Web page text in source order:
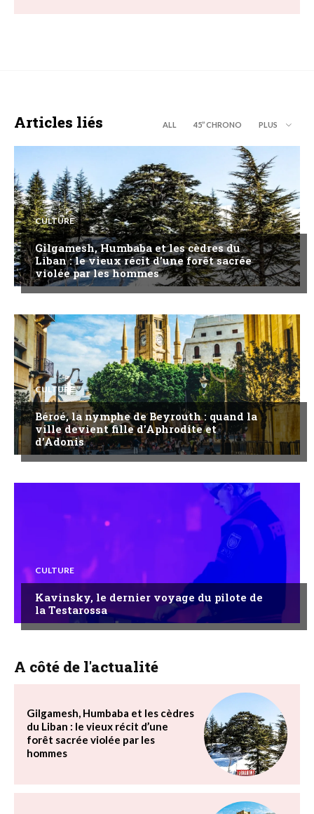
Articles liés ALL 45’’ CHRONO PLUS
CULTURE
Gilgamesh, Humbaba et les cèdres du
Liban : le vieux récit d’une forêt sacrée
violée par les hommes
CULTURE
Béroé, la nymphe de Beyrouth : quand la
ville devient fille d’Aphrodite et
d’Adonis
CULTURE
Kavinsky, le dernier voyage du pilote de
la Testarossa
A côté de l'actualité
Gilgamesh, Humbaba et les cèdres
du Liban : le vieux récit d’une
forêt sacrée violée par les
hommes